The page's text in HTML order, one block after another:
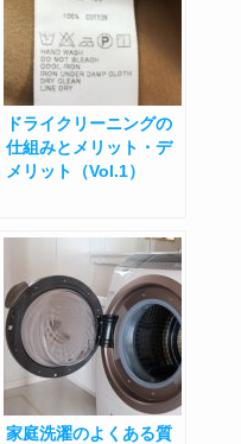
ドライクリーニングの
仕組みとメリット・デ
メリット（Vol.1）
家庭洗濯のよくある質